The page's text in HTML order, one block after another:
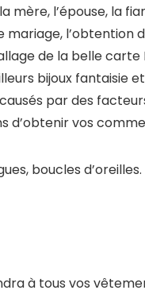
mère, l’épouse, la
l’obtention
de la belle carte
bijoux
par des
d’obtenir vos
boucles
à tous vos